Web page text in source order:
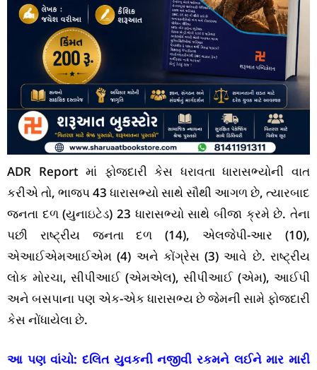
ADR Report માં ફોજદારી કેસ ધરાવતા ધારાસભ્યોની વાત
કરીએ તો, ભાજપ 43 ધારાસભ્યો સાથે સૌથી આગળ છે, ત્યારબાદ
જનતા દળ (યુનાઇટેડ) 23 ધારાસભ્યો સાથે બીજા ક્રમે છે. તેના
પછી રાષ્ટ્રીય જનતા દળ (14), એલજેપી-આર (10),
એઆઈએમઆઈએમ (4) અને કોંગ્રેસ (3) આવે છે. રાષ્ટ્રીય
લોક મોરચા, સીપીઆઈ (એમએલ), સીપીઆઈ (એમ), આઈપી
અને બસપાના પણ એક-એક ધારાસભ્ય છે જેમની સામે ફોજદારી
કેસ નોંધાયેલા છે.
આ પણ વાંચો: દલિત યુવકની નજીવી રકમને લઈને માર મારી